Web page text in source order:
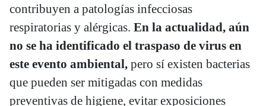
contribuyen a patologías infecciosas
respiratorias y alérgicas. En la actualidad, aún
no se ha identificado el traspaso de virus en
este evento ambiental, pero sí existen bacterias
que pueden ser mitigadas con medidas
preventivas de higiene, evitar exposiciones